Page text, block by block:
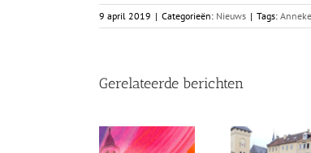
9 april 2019 | Categorieën: Nieuws | Tags:
Gerelateerde berichten